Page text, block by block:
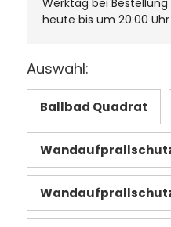
Werktag bei
heute bis um 20:00 Uhr
Auswahl:
Ballbad Quadrat